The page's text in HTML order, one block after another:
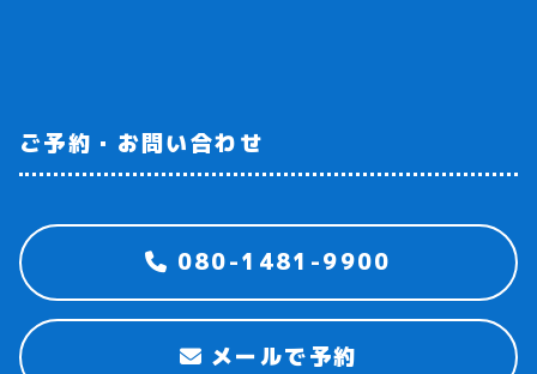
ご予約・お問い合わせ
080-1481-9900
メールで予約